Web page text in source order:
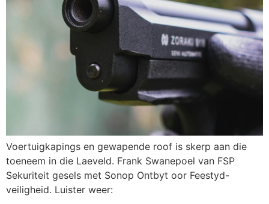
Voertuigkapings en gewapende roof is skerp aan die
toeneem in die Laeveld. Frank Swanepoel van FSP
Sekuriteit gesels met Sonop Ontbyt oor Feestyd-
veiligheid. Luister weer: